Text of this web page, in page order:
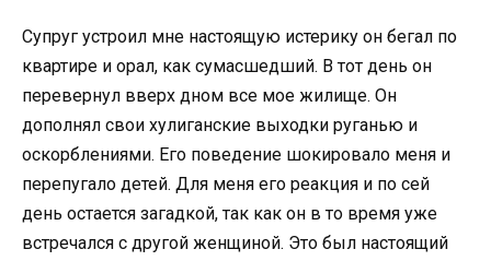
Супруг устроил мне настоящую истерику он бегал по
квартире и орал, как сумасшедший. В тот день он
перевернул вверх дном все мое жилище. Он
дополнял свои хулиганские выходки руганью и
оскорблениями. Его поведение шокировало меня и
перепугало детей. Для меня его реакция и по сей
день остается загадкой, так как он в то время уже
встречался с другой женщиной. Это был настоящий